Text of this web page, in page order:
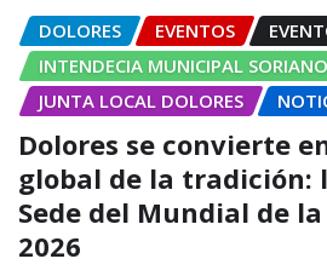
DOLORES EVENTOS
INTENDECIA MUNICIPAL SORIANO
JUNTA LOCAL DOLORES
Dolores se convierte
global de la tradición:
Sede del Mundial de
2026